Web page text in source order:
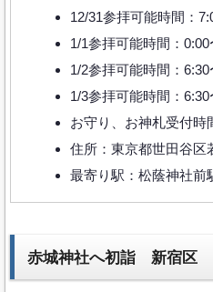
12/31参拝可能時間：
1/1参拝可能時間：0:00
1/2参拝可能時間：6:30
1/3参拝可能時間：6:30
お守り、お神札受付時
住所：東京都世田谷区
最寄り駅：松蔭神社前
赤城神社へ初詣 新宿区